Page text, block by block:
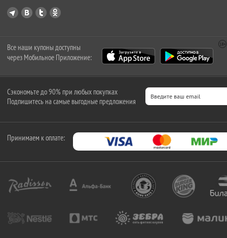
Все наши купоны доступны
через Мобильное Приложение:
Сэкономьте до 90% при любых покупках
Подпишитесь на самые выгодные предложения
Принимаем к оплате: